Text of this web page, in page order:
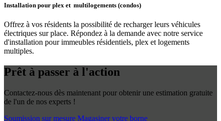
Installation pour plex et multilogements (condos)
Offrez à vos résidents la possibilité de recharger leurs véhicules
électriques sur place. Répondez à la demande avec notre service
d'installation pour immeubles résidentiels, plex et logements
multiples.
Prêt à passer à l'action
Contactez-nous dès maintenant pour obtenir une estimation gratuite
de l'un de nos experts !
Soumission sur mesure Magasiner votre borne